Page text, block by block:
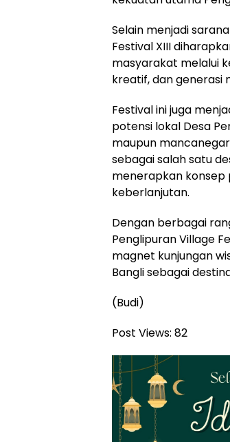
Selain menjadi
Festival XIII
masyarakat melalui
kreatif, dan generasi
Festival ini juga
potensi lokal Desa
maupun
sebagai salah satu
menerapkan konsep
keberlanjutan.
Dengan berbagai
Penglipuran Village
magnet kunjungan
Bangli sebagai
(Budi)
Post Views: 82